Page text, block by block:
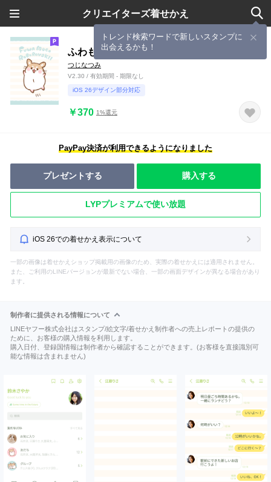
クリエイターズ着せかえ
トレンド検索ワードで新しいスタンプに
出会えるかも！
ふわもこロボロフスキー
つじなつみ
V2.30 / 有効期間 - 期限なし
iOS 26デザイン部分対応
￥370 1%還元
PayPay決済が利用できるようになりました
プレゼントする 購入する
LYPプレミアムで使い放題
iOS 26での着せかえ表示について
一部の画像は着せかえショップ掲載用の画像のため、実際の着せかえには適用されません。
また、ご利用のLINEバージョンが最新でない場合、一部の画面デザインが異なる場合があり
ます。
制作者に提供される情報について
LINEヤフー株式会社はスタンプ/絵文字/着せかえ制作者への売上レポートの提供の
ために、お客様の購入情報を利用します。
購入日付、登録国情報は制作者から確認することができます。(お客様を直接識別可
能な情報は含まれません)